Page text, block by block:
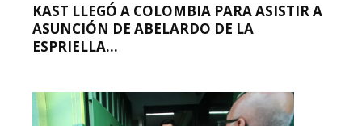
KAST LLEGÓ A COLOMBIA PARA ASISTIR A
ASUNCIÓN DE ABELARDO DE LA
ESPRIELLA...